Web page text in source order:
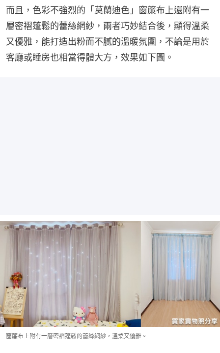
而且，色彩不強烈的「莫蘭迪色」窗簾布上還附有一
層密褶蓬鬆的蕾絲網紗，兩者巧妙結合後，顯得溫柔
又優雅，能打造出粉而不膩的溫暖氛圍，不論是用於
客廳或睡房也相當得體大方，效果如下圖。
窗簾布上附有一層密褶蓬鬆的蕾絲網紗，溫柔又優雅。